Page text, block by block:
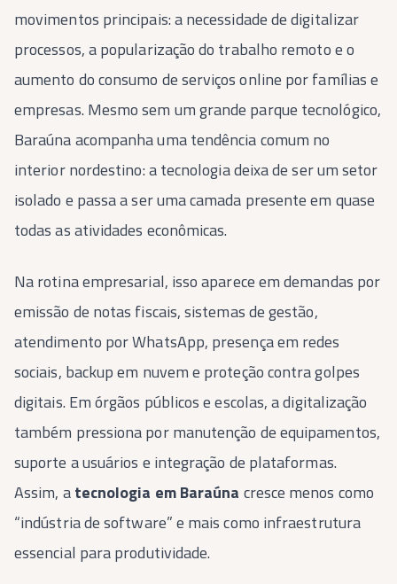
movimentos principais: a necessidade de digitalizar
processos, a popularização do trabalho remoto e o
aumento do consumo de serviços online por famílias e
empresas. Mesmo sem um grande parque tecnológico,
Baraúna acompanha uma tendência comum no
interior nordestino: a tecnologia deixa de ser um setor
isolado e passa a ser uma camada presente em quase
todas as atividades econômicas.
Na rotina empresarial, isso aparece em demandas por
emissão de notas fiscais, sistemas de gestão,
atendimento por WhatsApp, presença em redes
sociais, backup em nuvem e proteção contra golpes
digitais. Em órgãos públicos e escolas, a digitalização
também pressiona por manutenção de equipamentos,
suporte a usuários e integração de plataformas.
Assim, atecnologia em Baraúna cresce menos como
“indústria de software” e mais como infraestrutura
essencial para produtividade.